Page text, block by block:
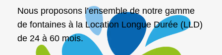
Nous proposons l’ensemble de notre gamme
de fontaines à la Location Longue Durée (LLD)
de 24 à 60 mois.